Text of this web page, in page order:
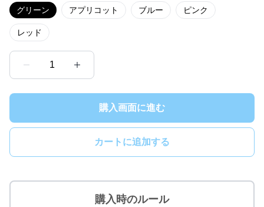
グリーン アプリコット ブルー ピンク
レッド
1
購入画面に進む
カートに追加する
購入時のルール